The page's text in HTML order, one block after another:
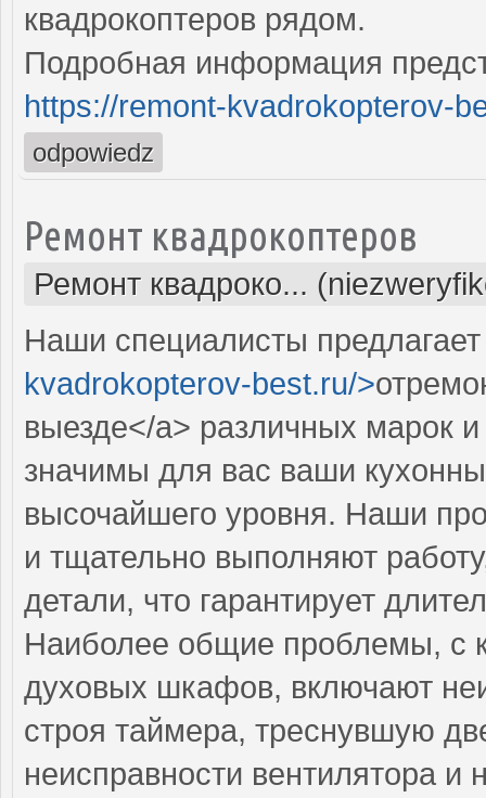
квадрокоптеров рядом.
Подробная информация
https://remont-kvadrokopterov-
odpowiedz
Ремонт квадрокоптеров
Ремонт квадроко...
Наши специалисты
kvadrokopterov-best.ru/>
выезде</a> различных марок
значимы для вас ваши
высочайшего уровня. Наши
и тщательно выполняют
детали, что гарантирует
Наиболее общие проблемы, с
духовых шкафов, включают
строя таймера, треснувшую
неисправности вентилятора